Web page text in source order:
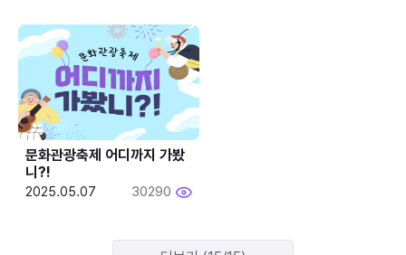
문화관광축제 어디까지 가봤
니?!
2025.05.07 30290